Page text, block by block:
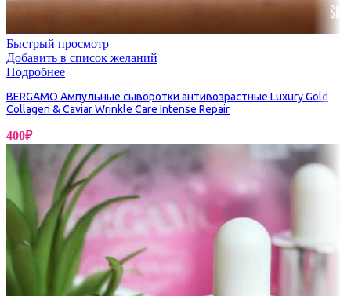
Быстрый просмотр
Добавить в список желаний
Подробнее
BERGAMO Ампульные сыворотки антивозрастные Luxury Gold
Collagen & Caviar Wrinkle Care Intense Repair
400₽